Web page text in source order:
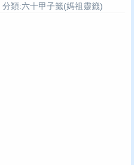
類:六十甲子籤(媽祖靈籤)